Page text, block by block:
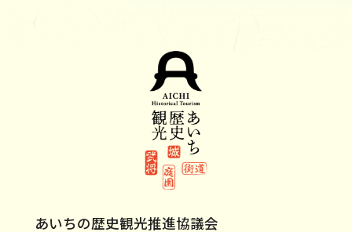
あいちの歴史観光推進協議会